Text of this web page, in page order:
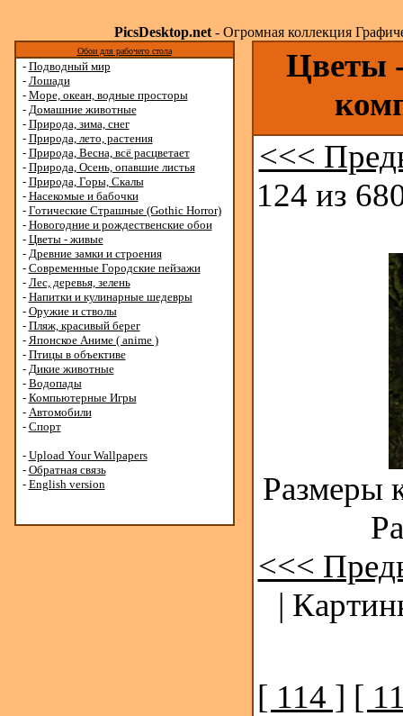
PicsDesktop.net- Огромная коллекция
Обои для рабочего стола
- Подводный мир
- Лошади
- Море, океан, водные просторы
- Домашние животные
- Природа, зима, снег
- Природа, лето, растения
- Природа, Весна, всё расцветает
- Природа, Осень, опавшие листья
- Природа, Горы, Скалы
- Насекомые и бабочки
- Готические Страшные (Gothic Horror)
- Новогодние и рождественские обои
- Цветы - живые
- Древние замки и строения
- Современные Городские пейзажи
- Лес, деревья, зелень
- Напитки и кулинарные шедевры
- Оружие и стволы
- Пляж, красивый берег
- Японское Аниме ( anime )
- Птицы в объективе
- Дикие животные
- Водопады
- Компьютерные Игры
- Автомобили
- Спорт
- Upload Your Wallpapers
- Обратная связь
- English version
Цветы -
<<<
124 из
Размеры
<<<
|
[ 114 ] [